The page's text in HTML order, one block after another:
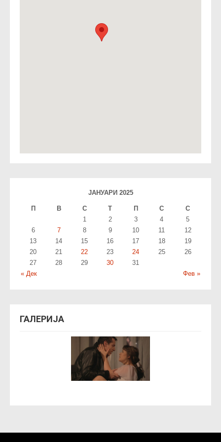
ЈАНУАРИ 2025
П В С T П С С
« Дек Фев »
1 2 3 4
5
6
7 8 9 10 11
12
13
14 15 16 17 18
19
20
21 22 23 24 25
26
27
28 29 30 31
ГАЛЕРИЈА